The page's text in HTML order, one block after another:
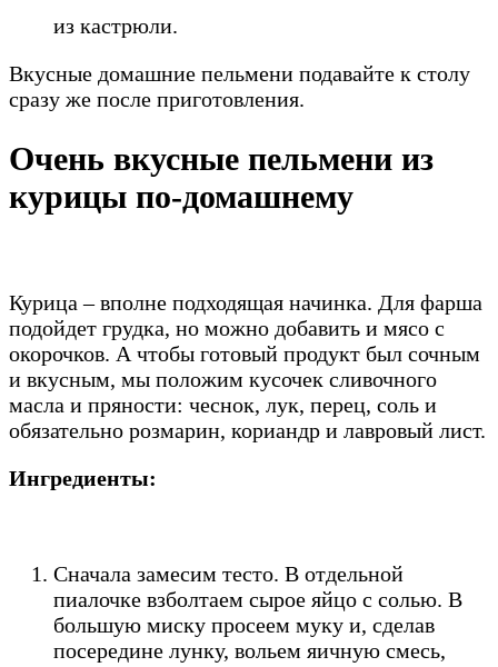
из кастрюли.
Вкусные домашние пельмени подавайте к столу
сразу же после приготовления.
Очень вкусные пельмени из
курицы по-домашнему
Курица – вполне подходящая начинка. Для фарша
подойдет грудка, но можно добавить и мясо с
окорочков. А чтобы готовый продукт был сочным
и вкусным, мы положим кусочек сливочного
масла и пряности: чеснок, лук, перец, соль и
обязательно розмарин, кориандр и лавровый лист.
Ингредиенты:
Сначала замесим тесто. В отдельной
пиалочке взболтаем сырое яйцо с солью. В
большую миску просеем муку и, сделав
посередине лунку, вольем яичную смесь,